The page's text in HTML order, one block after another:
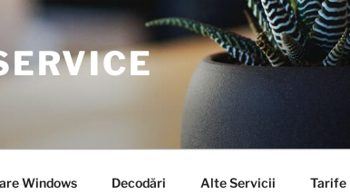
Windows Decodări Alte Servicii Tarife